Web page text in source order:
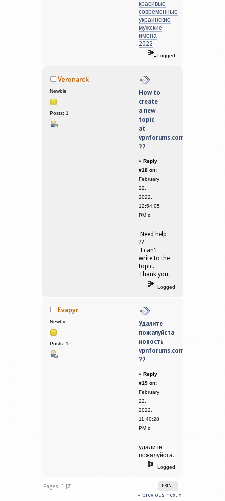
красивые
современные
украинские
мужские
имена
2022
Logged
Veronarck
Newbie
Posts: 1
How to
create
a new
topic
at
vpnforums.com
??
« Reply
#18 on:
February
22,
2022,
12:54:05
PM »
Need help
??
I can't
write to the
topic.
Thank you.
Logged
Evapyr
Newbie
Posts: 1
Удалите
пожалуйста
новость
vpnforums.com
??
« Reply
#19 on:
February
22,
2022,
11:40:28
PM »
удалите
пожалуйста.
Logged
PRINT
Pages: 1 [2]
« previous next »